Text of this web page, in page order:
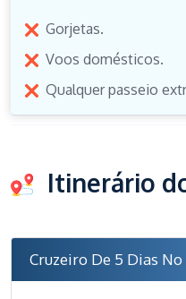
Gorjetas.
Voos domésticos.
Qualquer passeio
Itinerário
Cruzeiro De 5 Dias